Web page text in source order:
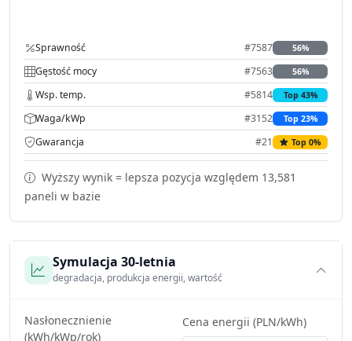
Sprawność #7587 56%
Gęstość mocy #7563 56%
Wsp. temp. #5814 Top 43%
Waga/kWp #3152 Top 23%
Gwarancja #21 Top 0%
Wyższy wynik = lepsza pozycja względem 13,581
paneli w bazie
Symulacja 30-letnia
degradacja, produkcja energii, wartość
Nasłonecznienie
(kWh/kWp/rok)
Cena energii (PLN/kWh)